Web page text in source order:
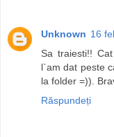
Unknown 16
Sa traiesti!!
l`am dat peste
la folder =)).
Răspundeți